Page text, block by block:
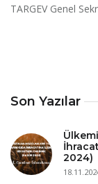
Son Yazılar
2024)
TARGEV Genel